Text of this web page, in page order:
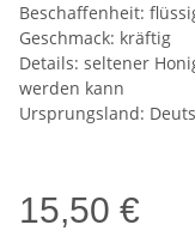
Beschaffenheit:
Geschmack: kräftig
Details: seltener
werden kann
Ursprungsland:
15,50 €